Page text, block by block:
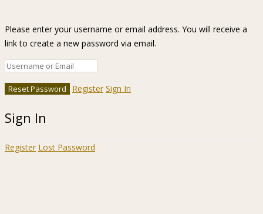
Register Lost Password